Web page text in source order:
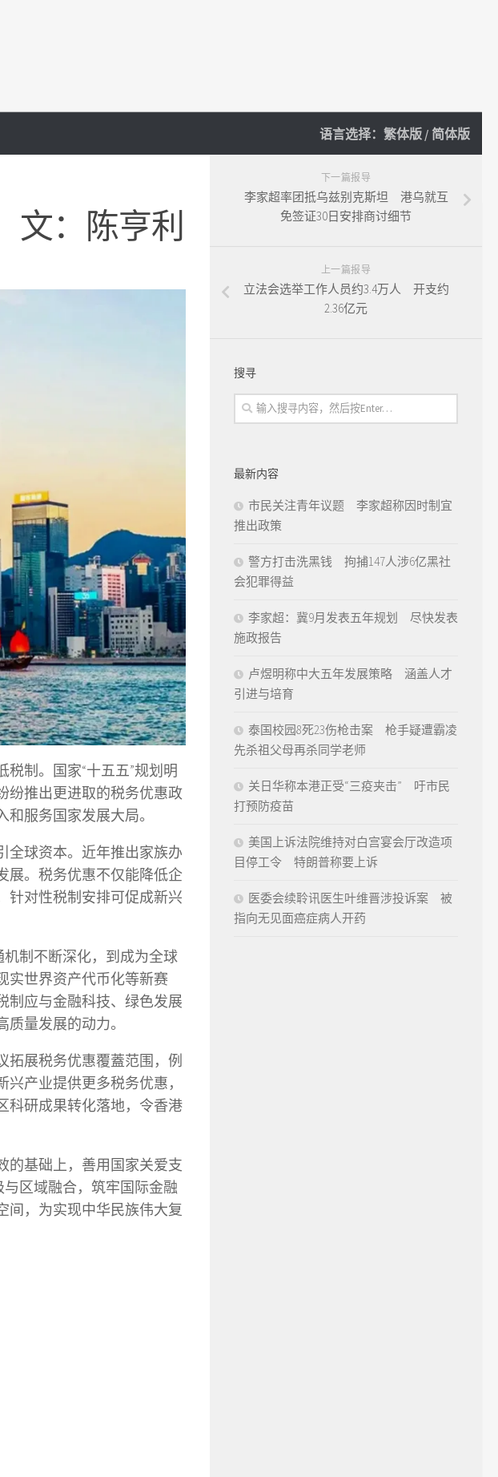
语言选择： 繁体版 / 简体版
：陈亨利
制。国家“十五五”规划明
纷推出更进取的税务优惠政
服务国家发展大局。
全球资本。近年推出家族办
展。税务优惠不仅能降低企
针对性税制安排可促成新兴
制不断深化，到成为全球
实世界资产代币化等新赛
制应与金融科技、绿色发展
量发展的动力。
拓展税务优惠覆蓋范围，例
产业提供更多税务优惠，
科研成果转化落地，令香港
的基础上，善用国家关爱支
区域融合，筑牢国际金融
间，为实现中华民族伟大复
下一篇报导
李家超率团抵乌兹别克斯坦 港乌就互
免签证30日安排商讨细节
上一篇报导
立法会选举工作人员约3.4万人 开支约
2.36亿元
搜寻
最新内容
市民关注青年议题 李家超称因时制宜
推出政策
警方打击洗黑钱 拘捕147人涉6亿黑社
会犯罪得益
李家超：冀9月发表五年规划 尽快发表
施政报告
卢煜明称中大五年发展策略 涵盖人才
引进与培育
泰国校园8死23伤枪击案 枪手疑遭霸凌
先杀祖父母再杀同学老师
关日华称本港正受“三疫夹击” 吁市民
打预防疫苗
美国上诉法院维持对白宫宴会厅改造项
目停工令 特朗普称要上诉
医委会续聆讯医生叶维晋涉投诉案 被
指向无见面癌症病人开药